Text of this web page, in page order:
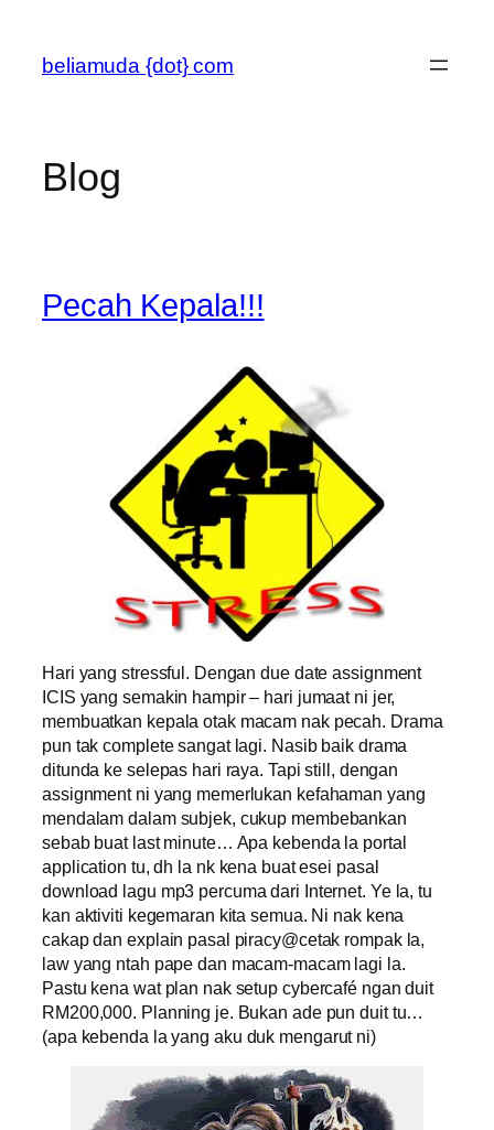
content
beliamuda {dot} com
Blog
Pecah Kepala!!!
Hari yang stressful. Dengan due date assignment
ICIS yang semakin hampir – hari jumaat ni jer,
membuatkan kepala otak macam nak pecah. Drama
pun tak complete sangat lagi. Nasib baik drama
ditunda ke selepas hari raya. Tapi still, dengan
assignment ni yang memerlukan kefahaman yang
mendalam dalam subjek, cukup membebankan
sebab buat last minute… Apa kebenda la portal
application tu, dh la nk kena buat esei pasal
download lagu mp3 percuma dari Internet. Ye la, tu
kan aktiviti kegemaran kita semua. Ni nak kena
cakap dan explain pasal piracy@cetak rompak la,
law yang ntah pape dan macam-macam lagi la.
Pastu kena wat plan nak setup cybercafé ngan duit
RM200,000. Planning je. Bukan ade pun duit tu…
(apa kebenda la yang aku duk mengarut ni)